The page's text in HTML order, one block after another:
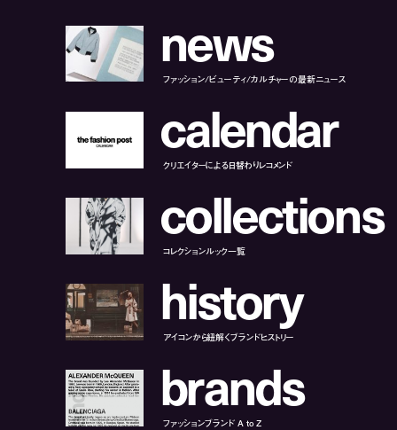
news
ファッション/ビューティ/カルチャーの最新ニュース
calendar
クリエイターによる日替わりレコメンド
collections
コレクションルック一覧
history
アイコンから紐解くブランドヒストリー
brands
ファッションブランド A to Z